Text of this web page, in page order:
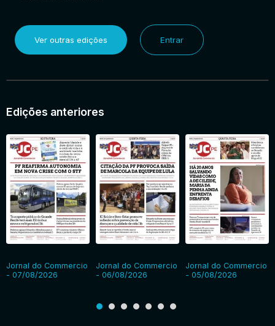
Ver outras edições Entrar
Edições anteriores
Jornal do Commercio
- 07/08/2026
Jornal do Commercio
- 06/08/2026
Jornal do Commercio
- 05/08/2026